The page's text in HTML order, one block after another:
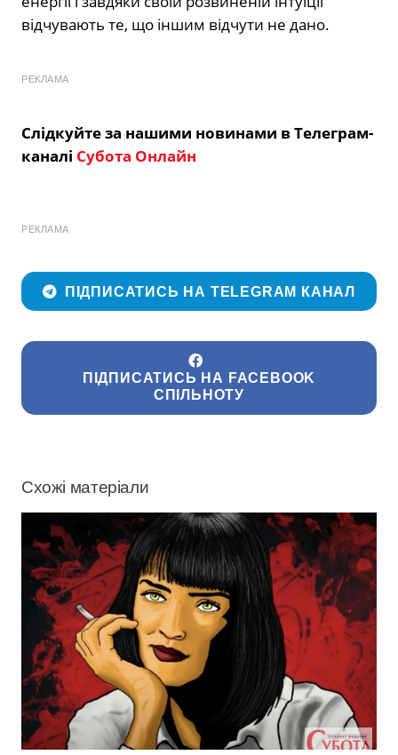
відчувають те, що іншим відчути не дано.
РЕКЛАМА
Слідкуйте за нашими новинами в Телеграм-
каналі Субота Онлайн
РЕКЛАМА
ПІДПИСАТИСЬ НА TELEGRAM КАНАЛ
ПІДПИСАТИСЬ НА FACEBOOK
СПІЛЬНОТУ
Схожі матеріали